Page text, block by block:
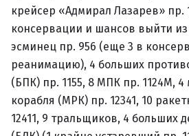
крейсер «Адмирал Лазарев» пр.
консервации и шансов выйти из
эсминец пр. 956 (еще 3 в
реанимацию), 4 больших
(БПК) пр. 1155, 8 МПК пр. 1124М,
корабля (МРК) пр. 12341, 10
12411, 9 тральщиков, 4 больших